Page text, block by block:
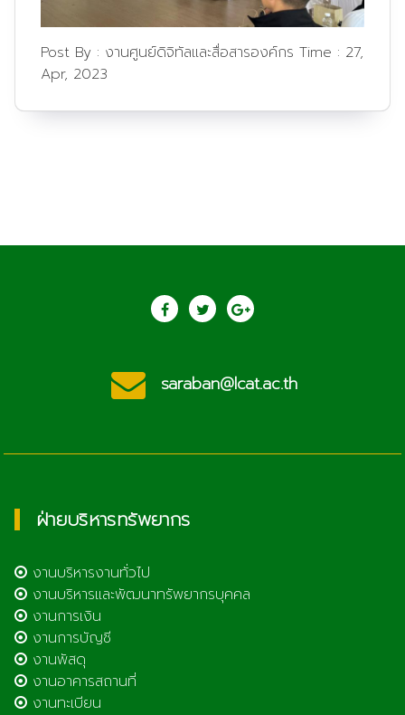
Post By : งานศูนย์ดิจิทัลและสื่อสารองค์กร Time : 27,
Apr, 2023
saraban@lcat.ac.th
ฝ่ายบริหารทรัพยากร
งานบริหารงานทั่วไป
งานบริหารและพัฒนาทรัพยากรบุคคล
งานการเงิน
งานการบัญชี
งานพัสดุ
งานอาคารสถานที่
งานทะเบียน